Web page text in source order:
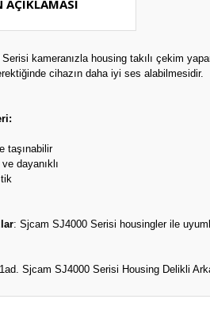
AÇIKLAMASI
kameranızla housing takılı çekim
cihazın daha iyi ses alabilmesidir.
taşınabilir
dayanıklı
: Sjcam SJ4000 Serisi housingler ile
Sjcam SJ4000 Serisi Housing Delikli